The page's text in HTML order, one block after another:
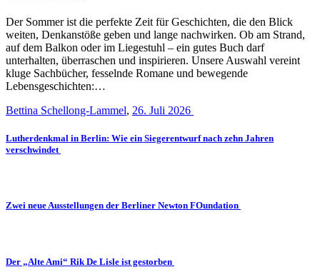
Der Sommer ist die perfekte Zeit für Geschichten, die den Blick
weiten, Denkanstöße geben und lange nachwirken. Ob am Strand,
auf dem Balkon oder im Liegestuhl – ein gutes Buch darf
unterhalten, überraschen und inspirieren. Unsere Auswahl vereint
kluge Sachbücher, fesselnde Romane und bewegende
Lebensgeschichten:…
Bettina Schellong-Lammel, 26. Juli 2026
Lutherdenkmal in Berlin: Wie ein Siegerentwurf nach zehn Jahren
verschwindet
Zwei neue Ausstellungen der Berliner Newton FOundation
Der „Alte Ami“ Rik De Lisle ist gestorben